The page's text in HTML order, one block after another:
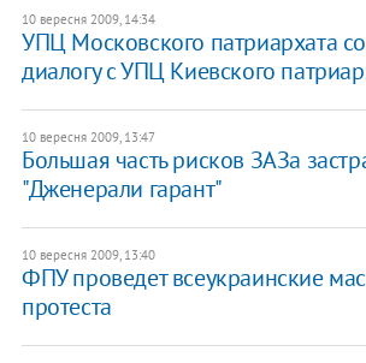
10 вересня 2009, 14:34
УПЦ Московского патриархата
диалогу с УПЦ Киевского
10 вересня 2009, 13:47
Большая часть рисков ЗАЗа
"Дженерали гарант"
10 вересня 2009, 13:40
ФПУ проведет всеукраинские
протеста